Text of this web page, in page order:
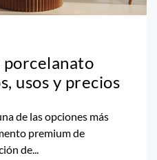
porcelanato
usos y precios
de las opciones más
premium de
de...